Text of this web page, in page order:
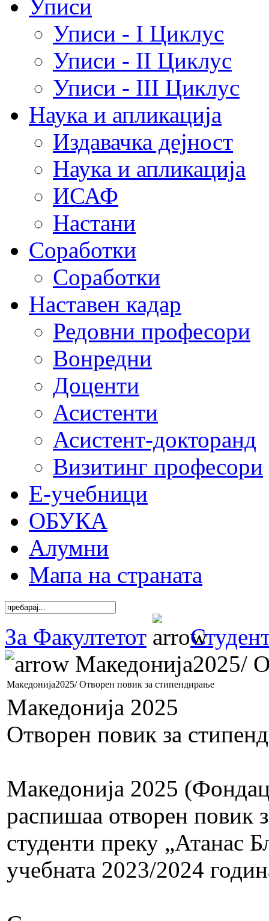
Уписи
Уписи - I Циклус
Уписи - II Циклус
Уписи - III Циклус
Наука и апликација
Издавачка дејност
Наука и апликација
ИСАФ
Настани
Соработки
Соработки
Наставен кадар
Редовни професори
Вонредни
Доценти
Асистенти
Асистент-докторанд
Визитинг професори
Е-учебници
ОБУКА
Алумни
Мапа на страната
За Факултетот
Македонија2025/
Македонија2025/ Отворен повик за стипендирање
Македонија 2025
Отворен повик за
Македонија 2025
распишаа отворен повик
студенти преку „Атанас
учебната 2023/2024